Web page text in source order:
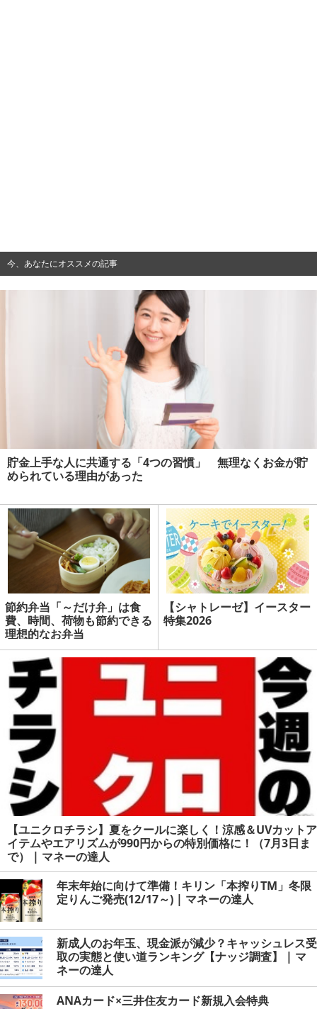
今、あなたにオススメの記事
貯金上手な人に共通する「4つの習慣」 無理なくお金が貯
められている理由があった
節約弁当「～だけ弁」は食
費、時間、荷物も節約できる
理想的なお弁当
【シャトレーゼ】イースター
特集2026
【ユニクロチラシ】夏をクールに楽しく！涼感＆UVカットア
イテムやエアリズムが990円からの特別価格に！（7月3日ま
で） | マネーの達人
年末年始に向けて準備！キリン「本搾りTM」冬限
定りんご発売(12/17～) | マネーの達人
新成人のお年玉、現金派が減少？キャッシュレス受
取の実態と使い道ランキング【ナッジ調査】 | マ
ネーの達人
ANAカード×三井住友カード新規入会特典